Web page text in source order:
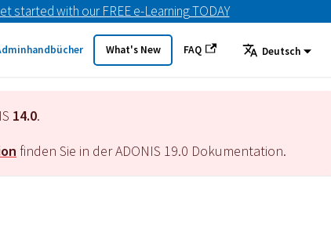
started with our FREE e-Learning TODAY
What's New FAQ Deutsch
14.0.
finden Sie in der ADONIS 19.0 Dokumentation.